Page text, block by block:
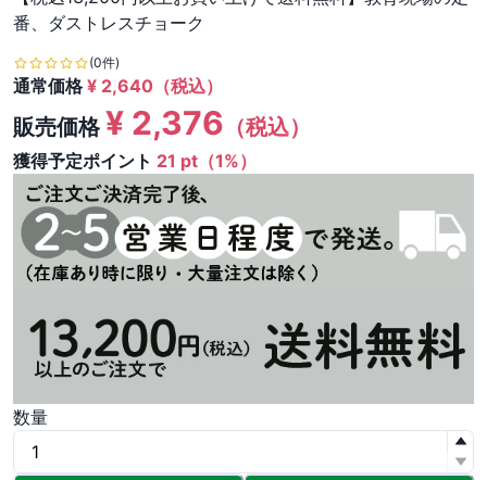
番、ダストレスチョーク
(0件)
通常価格¥ 2,640 （税込）
販売価格¥ 2,376 （税込）
獲得予定ポイント 21 pt（1%）
数量